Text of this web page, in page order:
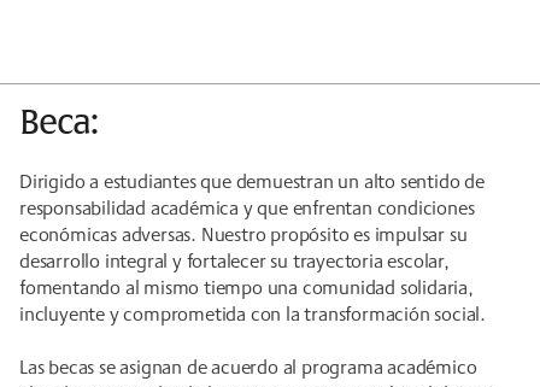
Beca:
Dirigido a estudiantes que demuestran un alto sentido de
responsabilidad académica y que enfrentan condiciones
económicas adversas. Nuestro propósito es impulsar su
desarrollo integral y fortalecer su trayectoria escolar,
fomentando al mismo tiempo una comunidad solidaria,
incluyente y comprometida con la transformación social.
Las becas se asignan de acuerdo al programa académico